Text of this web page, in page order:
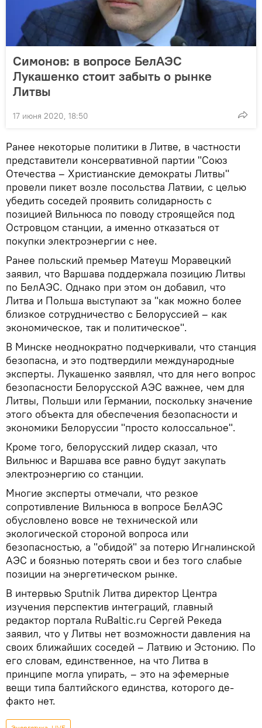
Симонов: в вопросе БелАЭС
Лукашенко стоит забыть о рынке
Литвы
17 июня 2020, 18:50
Ранее некоторые политики в Литве, в частности
представители консервативной партии "Союз
Отечества – Христианские демократы Литвы"
провели пикет возле посольства Латвии, с целью
убедить соседей проявить солидарность с
позицией Вильнюса по поводу строящейся под
Островцом станции, а именно отказаться от
покупки электроэнергии с нее.
Ранее польский премьер Матеуш Моравецкий
заявил, что Варшава поддержала позицию Литвы
по БелАЭС. Однако при этом он добавил, что
Литва и Польша выступают за "как можно более
близкое сотрудничество с Белоруссией – как
экономическое, так и политическое".
В Минске неоднократно подчеркивали, что станция
безопасна, и это подтвердили международные
эксперты. Лукашенко заявлял, что для него вопрос
безопасности Белорусской АЭС важнее, чем для
Литвы, Польши или Германии, поскольку значение
этого объекта для обеспечения безопасности и
экономики Белоруссии "просто колоссальное".
Кроме того, белорусский лидер сказал, что
Вильнюс и Варшава все равно будут закупать
электроэнергию со станции.
Многие эксперты отмечали, что резкое
сопротивление Вильнюса в вопросе БелАЭС
обусловлено вовсе не технической или
экологической стороной вопроса или
безопасностью, а "обидой" за потерю Игналинской
АЭС и боязнью потерять свои и без того слабые
позиции на энергетическом рынке.
В интервью Sputnik Литва директор Центра
изучения перспектив интеграций, главный
редактор портала RuBaltic.ru Сергей Рекеда
заявил, что у Литвы нет возможности давления на
своих ближайших соседей – Латвию и Эстонию. По
его словам, единственное, на что Литва в
принципе могла упирать, – это на эфемерные
вещи типа балтийского единства, которого де-
факто нет.